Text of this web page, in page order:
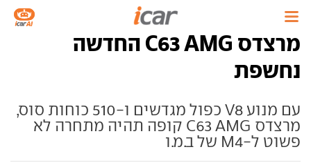
מרצדס C63 AMG החדשה
נחשפת
עם מנוע V8 כפול מגדשים ו-510 כוחות סוס,
מרצדס C63 AMG קופה תהיה מתחרה לא
פשוט ל-M4 של ב.מ.ו